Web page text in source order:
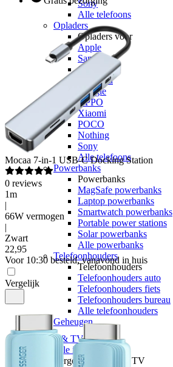
Sony
Alle telefoons
Opladers
Opladers voor
Apple
Samsung
OnePlus
Motorola
Google
OPPO
Xiaomi
POCO
Nothing
Sony
Alle telefoons
Powerbanks
Powerbanks
MagSafe powerbanks
Laptop powerbanks
Smartwatch powerbanks
Portable power stations
Solar powerbanks
Alle powerbanks
Telefoonhouders
Telefoonhouders
Telefoonhouders auto
Telefoonhouders fiets
Telefoonhouders bureau
Alle telefoonhouders
Geheugen
Internet & TV
Alle internet & TV
Vergelijk Internet & TV
Mocaa 7-in-1 USB-C Docking Station
0 reviews
1m
|
66W vermogen
|
Zwart
22,95
Voor 10:30 besteld, vanavond in huis
Vergelijk